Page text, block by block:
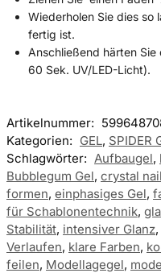
Wiederholen Sie dies so
fertig ist.
Anschließend härten Sie
60 Sek. UV/LED-Licht).
Artikelnummer:
Kategorien: GEL, SPIDER
Schlagwörter: Aufbaugel,
Bubblegum Gel, crystal
formen, einphasiges Gel,
für Schablonentechnik,
Stabilität, intensiver Glanz,
Verlaufen, klare Farben,
feilen, Modellagegel,